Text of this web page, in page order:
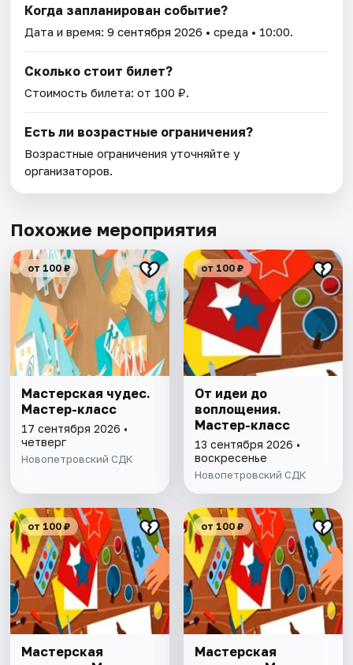
Когда запланирован событие?
Дата и время:9 сентября 2026 • среда • 10:00.
Сколько стоит билет?
Стоимость билета: от 100 ₽.
Есть ли возрастные ограничения?
Возрастные ограничения уточняйте у
организаторов.
Похожие мероприятия
от 100 ₽
Мастерская чудес.
Мастер-класс
17 сентября 2026 •
четверг
Новопетровский СДК
от 100 ₽
От идеи до
воплощения.
Мастер-класс
13 сентября 2026 •
воскресенье
Новопетровский СДК
от 100 ₽
Мастерская
от 100 ₽
Мастерская